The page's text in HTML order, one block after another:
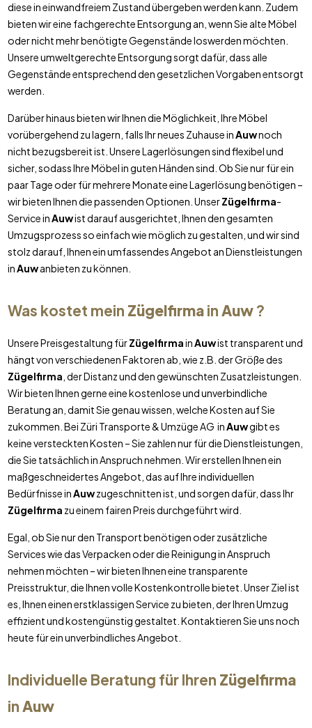
diese in einwandfreiem Zustand übergeben werden kann. Zudem
bieten wir eine fachgerechte Entsorgung an, wenn Sie alte Möbel
oder nicht mehr benötigte Gegenstände loswerden möchten.
Unsere umweltgerechte Entsorgung sorgt dafür, dass alle
Gegenstände entsprechend den gesetzlichen Vorgaben entsorgt
werden.
Darüber hinaus bieten wir Ihnen die Möglichkeit, Ihre Möbel
vorübergehend zu lagern, falls Ihr neues Zuhause inAuwnoch
nicht bezugsbereit ist. Unsere Lagerlösungen sind flexibel und
sicher, sodass Ihre Möbel in guten Händen sind. Ob Sie nur für ein
paar Tage oder für mehrere Monate eine Lagerlösung benötigen –
wir bieten Ihnen die passenden Optionen. UnserZügelfirma-
Service inAuwist darauf ausgerichtet, Ihnen den gesamten
Umzugsprozess so einfach wie möglich zu gestalten, und wir sind
stolz darauf, Ihnen ein umfassendes Angebot an Dienstleistungen
inAuwanbieten zu können.
Was kostet mein ZügelfirmainAuw?
Unsere Preisgestaltung fürZügelfirmainAuwist transparent und
hängt von verschiedenen Faktoren ab, wie z.B. der Größe des
Zügelfirma , der Distanz und den gewünschten Zusatzleistungen.
Wir bieten Ihnen gerne eine kostenlose und unverbindliche
Beratung an, damit Sie genau wissen, welche Kosten auf Sie
zukommen. Bei Züri Transporte & Umzüge AG inAuwgibt es
keine versteckten Kosten – Sie zahlen nur für die Dienstleistungen,
die Sie tatsächlich in Anspruch nehmen. Wir erstellen Ihnen ein
maßgeschneidertes Angebot, das auf Ihre individuellen
Bedürfnisse inAuwzugeschnitten ist, und sorgen dafür, dass Ihr
Zügelfirma zu einem fairen Preis durchgeführt wird.
Egal, ob Sie nur den Transport benötigen oder zusätzliche
Services wie das Verpacken oder die Reinigung in Anspruch
nehmen möchten – wir bieten Ihnen eine transparente
Preisstruktur, die Ihnen volle Kostenkontrolle bietet. Unser Ziel ist
es, Ihnen einen erstklassigen Service zu bieten, der Ihren Umzug
effizient und kostengünstig gestaltet. Kontaktieren Sie uns noch
heute für ein unverbindliches Angebot.
Individuelle Beratung für Ihren Zügelfirma
inAuw